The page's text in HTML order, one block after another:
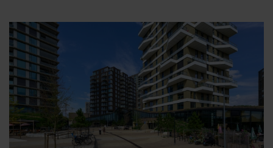
Engels Rood Ferro